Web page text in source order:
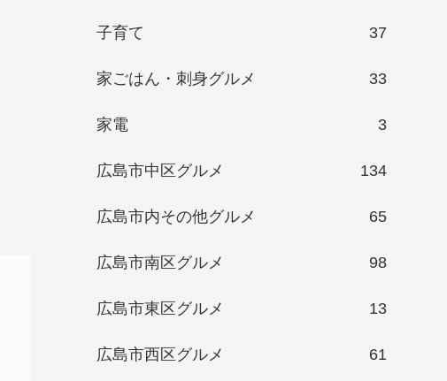
子育て 37
家ごはん・刺身グルメ 33
家電 3
広島市中区グルメ 134
広島市内その他グルメ 65
広島市南区グルメ 98
広島市東区グルメ 13
広島市西区グルメ 61